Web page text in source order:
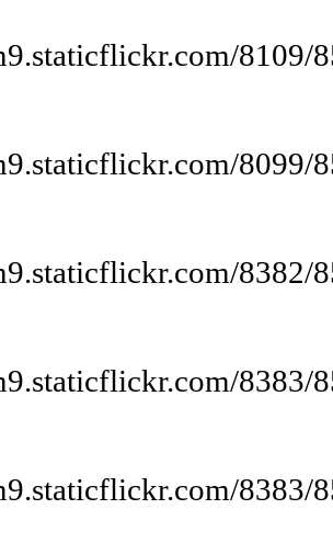
8109/
8099/
8382/
8383/
8383/